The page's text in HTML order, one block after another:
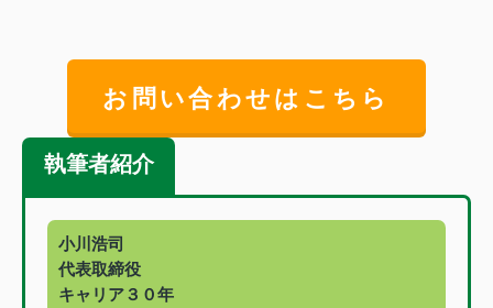
お問い合わせはこちら
執筆者紹介
小川浩司
代表取締役
キャリア３０年